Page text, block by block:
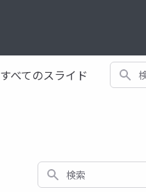
すべてのスライド 検索
検索